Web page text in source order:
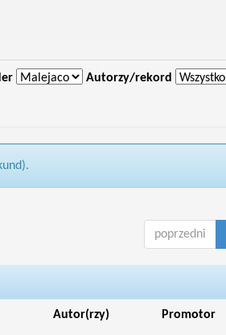
Autorzy/rekord
poprzedni
Autor(rzy) Promotor